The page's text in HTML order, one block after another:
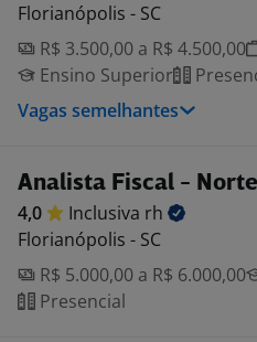
Florianópolis - SC
R$ 3.500,00 a R$ 4.500,00
Ensino Superior
Vagas semelhantes
Analista Fiscal -
4,0 Inclusiva rh
Florianópolis - SC
R$ 5.000,00 a R$ 6.000,00
Presencial